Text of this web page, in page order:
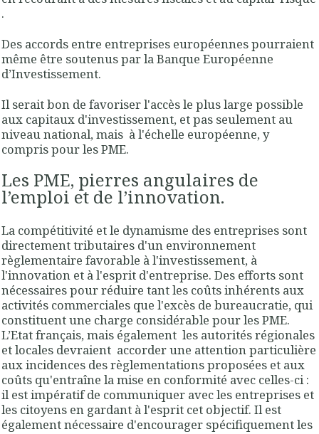
.
Des accords entre entreprises européennes pourraient
même être soutenus par la Banque Européenne
d’Investissement.
Il serait bon de favoriser l'accès le plus large possible
aux capitaux d'investissement, et pas seulement au
niveau national, mais à l'échelle européenne, y
compris pour les PME.
Les PME, pierres angulaires de
l’emploi et de l’innovation.
La compétitivité et le dynamisme des entreprises sont
directement tributaires d'un environnement
règlementaire favorable à l'investissement, à
l'innovation et à l'esprit d'entreprise. Des efforts sont
nécessaires pour réduire tant les coûts inhérents aux
activités commerciales que l'excès de bureaucratie, qui
constituent une charge considérable pour les PME.
L’Etat français, mais également les autorités régionales
et locales devraient accorder une attention particulière
aux incidences des règlementations proposées et aux
coûts qu'entraîne la mise en conformité avec celles-ci :
il est impératif de communiquer avec les entreprises et
les citoyens en gardant à l'esprit cet objectif. Il est
également nécessaire d'encourager spécifiquement les